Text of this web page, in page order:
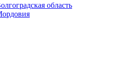
область